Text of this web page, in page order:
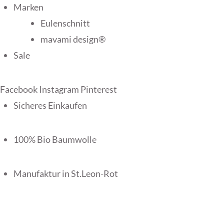
Marken
Eulenschnitt
mavami design®
Sale
Facebook Instagram Pinterest
Sicheres Einkaufen
100% Bio Baumwolle
Manufaktur in St.Leon-Rot